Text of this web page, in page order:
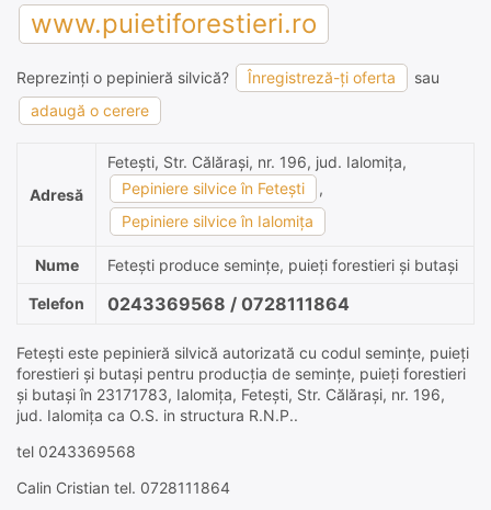
www.puietiforestieri.ro
Reprezinți o pepinieră silvică? Înregistreză-ți oferta
sau
adaugă o cerere
Adresă
Feteşti, Str. Călăraşi, nr. 196, jud. Ialomiţa,
Pepiniere silvice în Feteşti
,
Pepiniere silvice în Ialomiţa
Nume Feteşti produce semințe, puieți forestieri și butași
Telefon 0243369568 / 0728111864
Feteşti este pepinieră silvică autorizată cu codul semințe, puieți
forestieri și butași pentru producția de semințe, puieți forestieri
și butași în 23171783, Ialomiţa, Feteşti, Str. Călăraşi, nr. 196,
jud. Ialomiţa ca O.S. in structura R.N.P..
tel 0243369568
Calin Cristian tel. 0728111864